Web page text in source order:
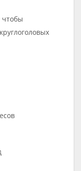
чтобы